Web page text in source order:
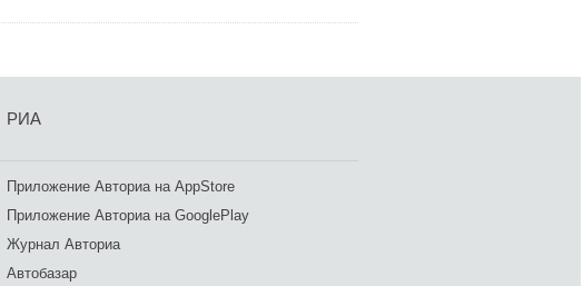
РИА
Приложение Авториа на AppStore
Приложение Авториа на GooglePlay
Журнал Авториа
Автобазар